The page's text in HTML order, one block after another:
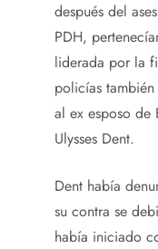
después del
PDH,
liderada por la
policías
al ex esposo de
Ulysses Dent.
Dent había
su contra se
había iniciado